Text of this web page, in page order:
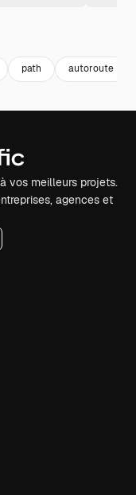
path autoroute
vos meilleurs projets.
agences et